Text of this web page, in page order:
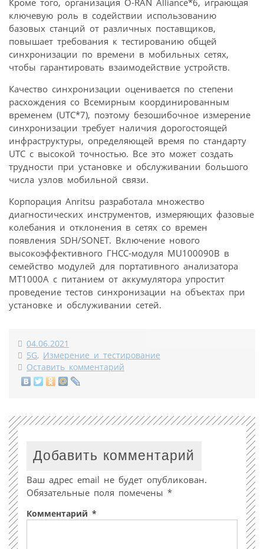
ключевую роль в содействии использованию
базовых станций от различных поставщиков,
повышает требования к тестированию общей
синхронизации по времени в мобильных сетях,
чтобы гарантировать взаимодействие устройств.
Качество синхронизации оценивается по степени
расхождения со Всемирным координированным
временем (UTC*7), поэтому безошибочное измерение
синхронизации требует наличия дорогостоящей
инфраструктуры, определяющей время по стандарту
UTC с высокой точностью. Все это может создать
трудности при установке и обслуживании большого
числа узлов мобильной связи.
Корпорация Anritsu разработала множество
диагностических инструментов, измеряющих фазовые
колебания и отклонения в сетях со времен
появления SDH/SONET. Включение нового
высокоэффективного ГНСС-модуля MU100090B в
семейство модулей для портативного анализатора
MT1000A с питанием от аккумулятора упростит
проведение тестов синхронизации на объектах при
установке и обслуживании сетей.
04.06.2021
5G, Измерение и тестирование
Оставить комментарий
Добавить комментарий
Ваш адрес email не будет опубликован.
Обязательные поля помечены *
Комментарий *